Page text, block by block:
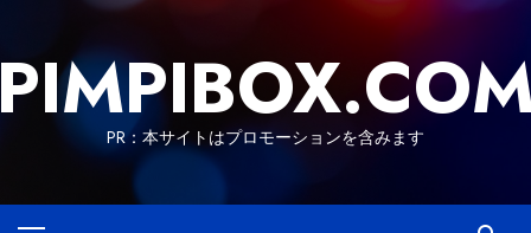
content
PR：本サイトはプロモーションを含みます